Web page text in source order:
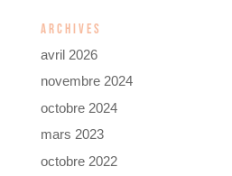
ARCHIVES
avril 2026
novembre 2024
octobre 2024
mars 2023
octobre 2022